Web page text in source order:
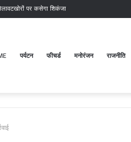
पर कसेगा शिकंजा
पर्यटन फीचर्ड मनोरंजन राजनीति